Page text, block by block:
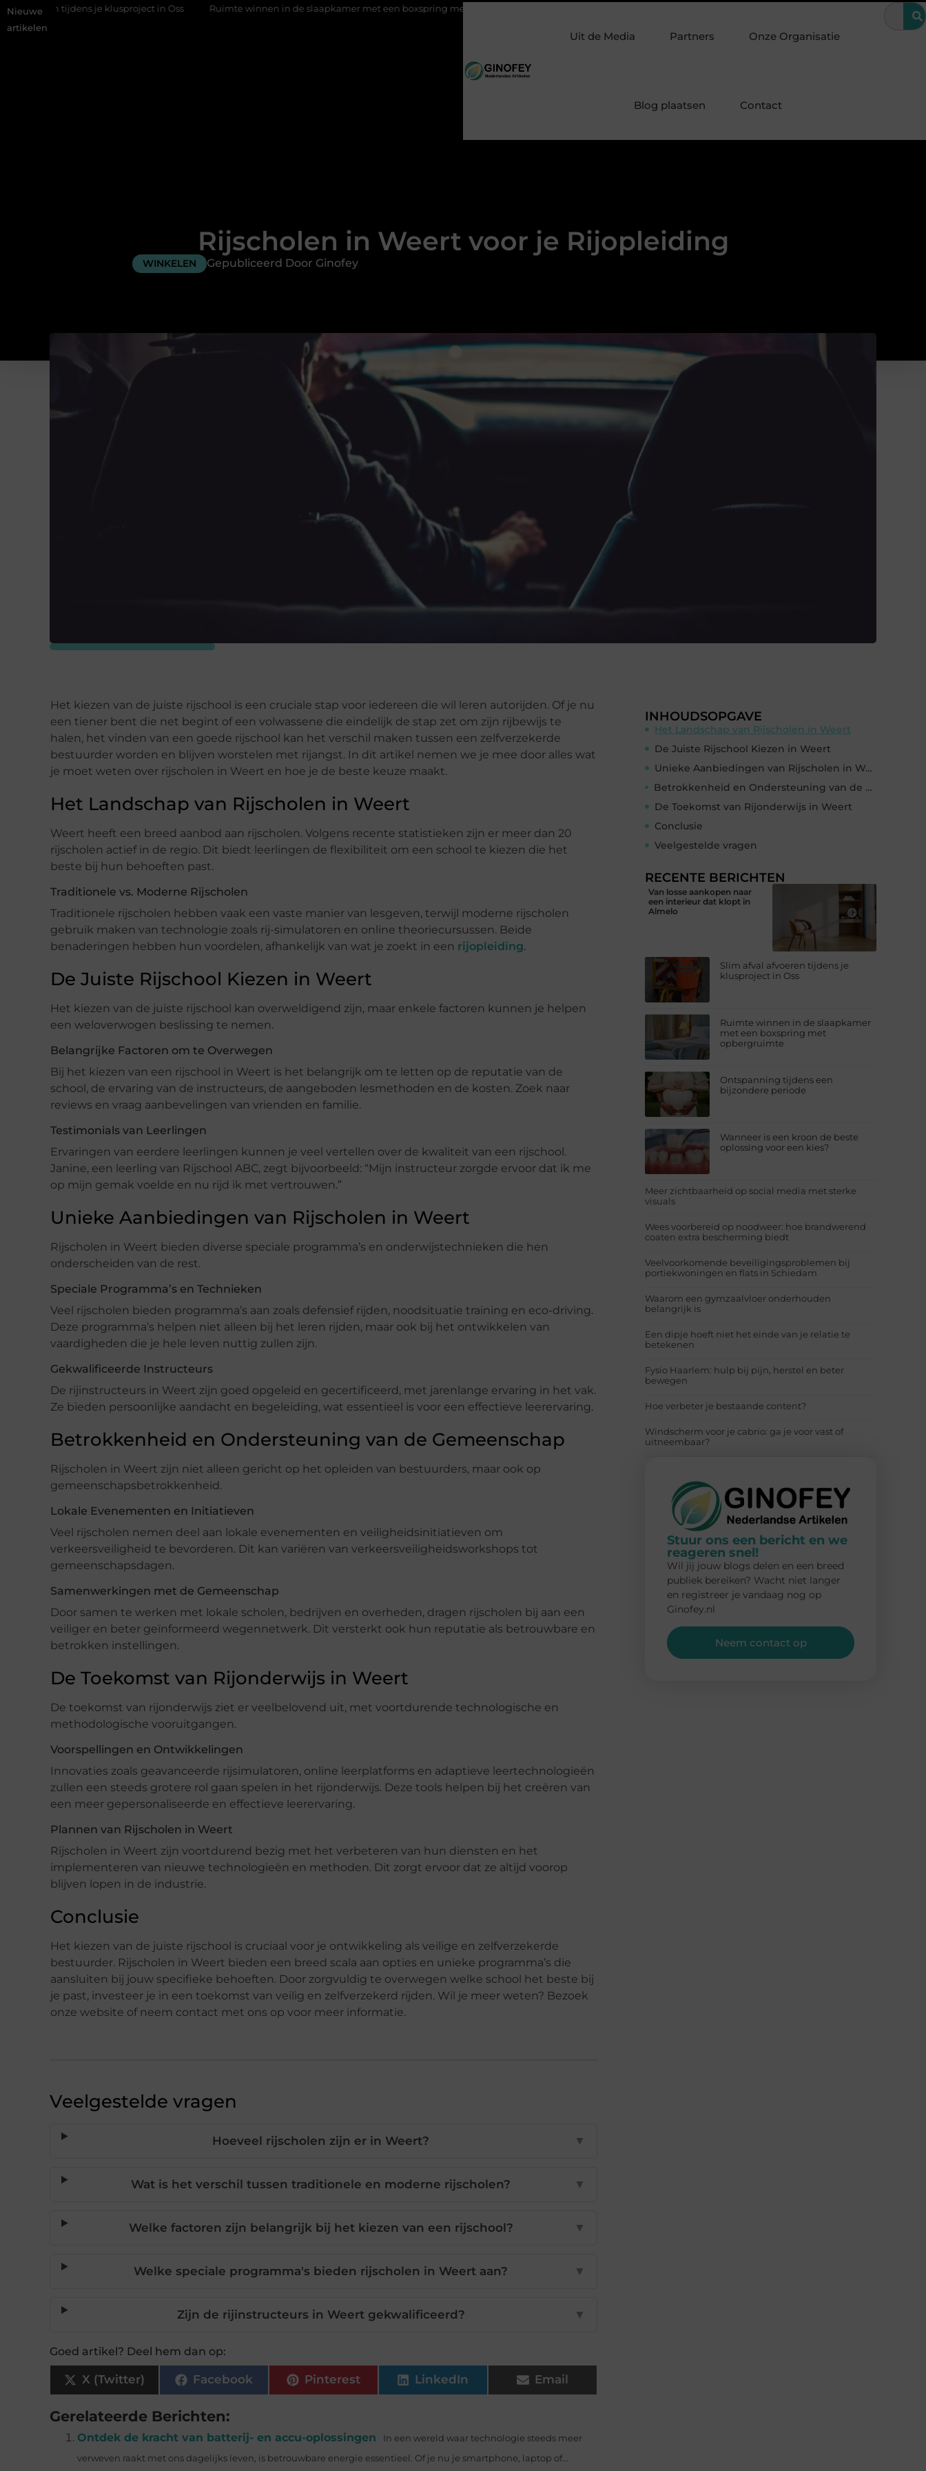
Nieuwe
artikelen
je klusproject in Oss Ruimte winnen in de slaapkamer met een boxspring met opbergruimte Wanneer is een kroon de beste oplossing
Uit de Media Partners Onze Organisatie
Blog plaatsen Contact
Rijscholen in Weert voor je Rijopleiding
WINKELEN Gepubliceerd Door Ginofey
Het kiezen van de juiste rijschool is een cruciale stap voor iedereen die wil leren autorijden. Of je nu
een tiener bent die net begint of een volwassene die eindelijk de stap zet om zijn rijbewijs te
halen, het vinden van een goede rijschool kan het verschil maken tussen een zelfverzekerde
bestuurder worden en blijven worstelen met rijangst. In dit artikel nemen we je mee door alles wat
je moet weten over rijscholen in Weert en hoe je de beste keuze maakt.
Het Landschap van Rijscholen in Weert
Weert heeft een breed aanbod aan rijscholen. Volgens recente statistieken zijn er meer dan 20
rijscholen actief in de regio. Dit biedt leerlingen de flexibiliteit om een school te kiezen die het
beste bij hun behoeften past.
Traditionele vs. Moderne Rijscholen
Traditionele rijscholen hebben vaak een vaste manier van lesgeven, terwijl moderne rijscholen
gebruik maken van technologie zoals rij-simulatoren en online theoriecursussen. Beide
benaderingen hebben hun voordelen, afhankelijk van wat je zoekt in een rijopleiding.
De Juiste Rijschool Kiezen in Weert
Het kiezen van de juiste rijschool kan overweldigend zijn, maar enkele factoren kunnen je helpen
een weloverwogen beslissing te nemen.
Belangrijke Factoren om te Overwegen
Bij het kiezen van een rijschool in Weert is het belangrijk om te letten op de reputatie van de
school, de ervaring van de instructeurs, de aangeboden lesmethoden en de kosten. Zoek naar
reviews en vraag aanbevelingen van vrienden en familie.
Testimonials van Leerlingen
Ervaringen van eerdere leerlingen kunnen je veel vertellen over de kwaliteit van een rijschool.
Janine, een leerling van Rijschool ABC, zegt bijvoorbeeld: “Mijn instructeur zorgde ervoor dat ik me
op mijn gemak voelde en nu rijd ik met vertrouwen.”
Unieke Aanbiedingen van Rijscholen in Weert
Rijscholen in Weert bieden diverse speciale programma’s en onderwijstechnieken die hen
onderscheiden van de rest.
Speciale Programma’s en Technieken
Veel rijscholen bieden programma’s aan zoals defensief rijden, noodsituatie training en eco-driving.
Deze programma’s helpen niet alleen bij het leren rijden, maar ook bij het ontwikkelen van
vaardigheden die je hele leven nuttig zullen zijn.
Gekwalificeerde Instructeurs
De rijinstructeurs in Weert zijn goed opgeleid en gecertificeerd, met jarenlange ervaring in het vak.
Ze bieden persoonlijke aandacht en begeleiding, wat essentieel is voor een effectieve leerervaring.
Betrokkenheid en Ondersteuning van de Gemeenschap
Rijscholen in Weert zijn niet alleen gericht op het opleiden van bestuurders, maar ook op
gemeenschapsbetrokkenheid.
Lokale Evenementen en Initiatieven
Veel rijscholen nemen deel aan lokale evenementen en veiligheidsinitiatieven om
verkeersveiligheid te bevorderen. Dit kan variëren van verkeersveiligheidsworkshops tot
gemeenschapsdagen.
Samenwerkingen met de Gemeenschap
Door samen te werken met lokale scholen, bedrijven en overheden, dragen rijscholen bij aan een
veiliger en beter geïnformeerd wegennetwerk. Dit versterkt ook hun reputatie als betrouwbare en
betrokken instellingen.
De Toekomst van Rijonderwijs in Weert
De toekomst van rijonderwijs ziet er veelbelovend uit, met voortdurende technologische en
methodologische vooruitgangen.
Voorspellingen en Ontwikkelingen
Innovaties zoals geavanceerde rijsimulatoren, online leerplatforms en adaptieve leertechnologieën
zullen een steeds grotere rol gaan spelen in het rijonderwijs. Deze tools helpen bij het creëren van
een meer gepersonaliseerde en effectieve leerervaring.
Plannen van Rijscholen in Weert
Rijscholen in Weert zijn voortdurend bezig met het verbeteren van hun diensten en het
implementeren van nieuwe technologieën en methoden. Dit zorgt ervoor dat ze altijd voorop
blijven lopen in de industrie.
Conclusie
Het kiezen van de juiste rijschool is cruciaal voor je ontwikkeling als veilige en zelfverzekerde
bestuurder. Rijscholen in Weert bieden een breed scala aan opties en unieke programma’s die
aansluiten bij jouw specifieke behoeften. Door zorgvuldig te overwegen welke school het beste bij
je past, investeer je in een toekomst van veilig en zelfverzekerd rijden. Wil je meer weten? Bezoek
onze website of neem contact met ons op voor meer informatie.
Veelgestelde vragen
Hoeveel rijscholen zijn er in Weert? ▼
Wat is het verschil tussen traditionele en moderne rijscholen? ▼
Welke factoren zijn belangrijk bij het kiezen van een rijschool? ▼
Welke speciale programma's bieden rijscholen in Weert aan? ▼
Zijn de rijinstructeurs in Weert gekwalificeerd? ▼
Goed artikel? Deel hem dan op:
X (Twitter) Facebook Pinterest LinkedIn Email
Gerelateerde Berichten:
Ontdek de kracht van batterij- en accu-oplossingen
In een wereld waar technologie steeds meer
verweven raakt met ons dagelijks leven, is betrouwbare energie essentieel. Of je nu je smartphone, laptop of...
INHOUDSOPGAVE
Het Landschap van Rijscholen in Weert
De Juiste Rijschool Kiezen in Weert
Unieke Aanbiedingen van Rijscholen in Weert
Betrokkenheid en Ondersteuning van de Gemeenschap
De Toekomst van Rijonderwijs in Weert
Conclusie
Veelgestelde vragen
RECENTE BERICHTEN
Van losse aankopen naar
een interieur dat klopt in
Almelo
Slim afval afvoeren tijdens je
klusproject in Oss
Ruimte winnen in de slaapkamer
met een boxspring met
opbergruimte
Ontspanning tijdens een
bijzondere periode
Wanneer is een kroon de beste
oplossing voor een kies?
Meer zichtbaarheid op social media met sterke
visuals
Wees voorbereid op noodweer: hoe brandwerend
coaten extra bescherming biedt
Veelvoorkomende beveiligingsproblemen bij
portiekwoningen en flats in Schiedam
Waarom een gymzaalvloer onderhouden
belangrijk is
Een dipje hoeft niet het einde van je relatie te
betekenen
Fysio Haarlem: hulp bij pijn, herstel en beter
bewegen
Hoe verbeter je bestaande content?
Windscherm voor je cabrio: ga je voor vast of
uitneembaar?
Stuur ons een bericht en we
reageren snel!
Wil jij jouw blogs delen en een breed
publiek bereiken? Wacht niet langer
en registreer je vandaag nog op
Ginofey.nl
Neem contact op